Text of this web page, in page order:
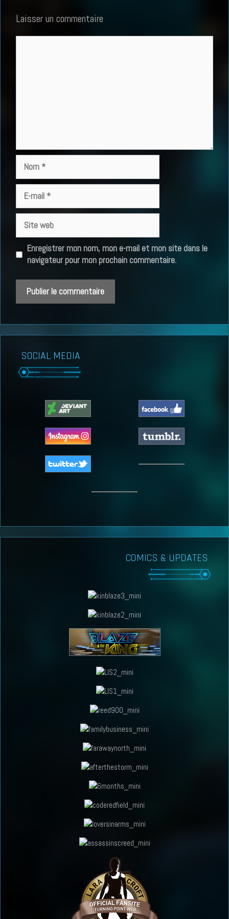
Laisser un commentaire
mail
web
Enregistrer mon nom, mon e-mail et mon site dans le
navigateur pour mon prochain commentaire.
SOCIAL MEDIA
COMICS & UPDATES